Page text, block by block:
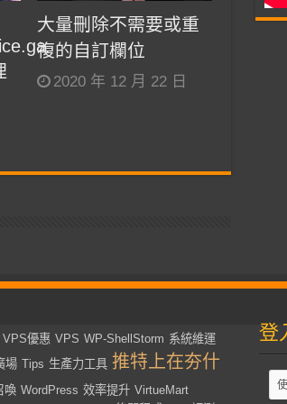
大量刪除不需要或重
複的自訂欄位
2020 年 12 月 22 日
VPS優惠 VPS WP-ShellStorm 系統維運
場 Tips 生產力工具 推特上在夯什
喚 WordPress 效率提升 VirtueMart
登